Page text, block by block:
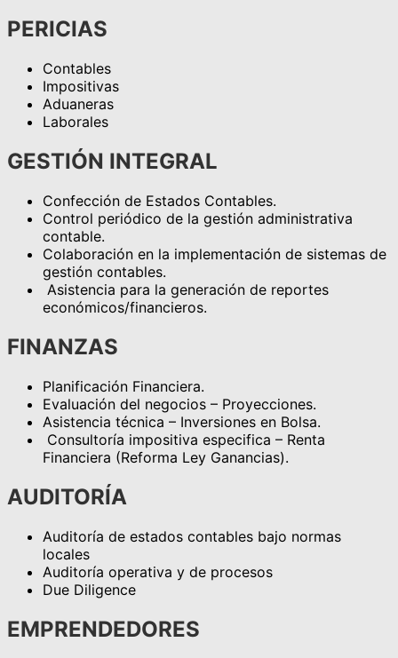
PERICIAS
Contables
Impositivas
Aduaneras
Laborales
GESTIÓN INTEGRAL
Confección de Estados Contables.
Control periódico de la gestión administrativa
contable.
Colaboración en la implementación de sistemas de
gestión contables.
Asistencia para la generación de reportes
económicos/financieros.
FINANZAS
Planificación Financiera.
Evaluación del negocios – Proyecciones.
Asistencia técnica – Inversiones en Bolsa.
Consultoría impositiva especifica – Renta
Financiera (Reforma Ley Ganancias).
AUDITORÍA
Auditoría de estados contables bajo normas
locales
Auditoría operativa y de procesos
Due Diligence
EMPRENDEDORES